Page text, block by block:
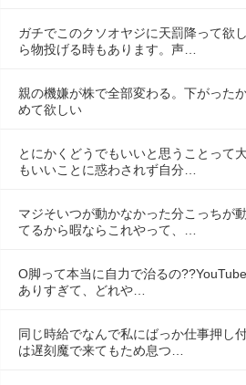
ガチでこのクソオヤジに天罰降って欲
ら物投げる時もあります。声…
親の機嫌が株で全部変わる。下がった
めて欲しい
とにかくどうでもいいと思うことって
もいいことに惑わされず自分…
マジそいつが動かなかった分こっちが
てるから暇ならこれやって、…
O脚って本当に自力で治るの
ありすぎて、どれや…
同じ時給でなんで私にばっか仕事押し
は遅刻魔で来てもため息つ…